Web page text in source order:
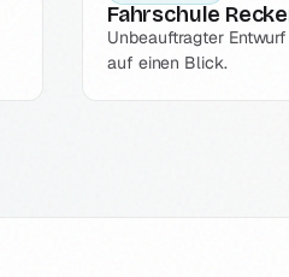
Fahrschule
Unbeauftragter
auf einen Blick.